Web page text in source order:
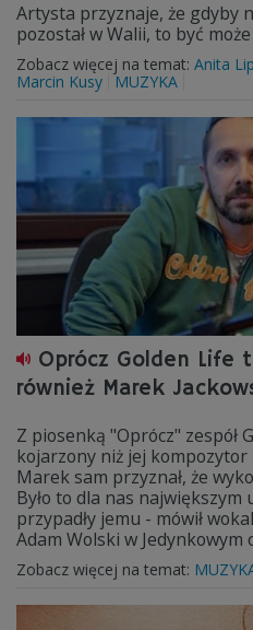
Artysta przyznaje, że gdyby
pozostał w Walii, to być
Zobacz więcej na temat: Anita
Marcin Kusy MUZYKA
Oprócz Golden Life
również Marek
Z piosenką "Oprócz" zespół
kojarzony niż jej kompozytor
Marek sam przyznał, że
Było to dla nas
przypadły jemu - mówił
Adam Wolski w Jedynkowym
Zobacz więcej na temat: